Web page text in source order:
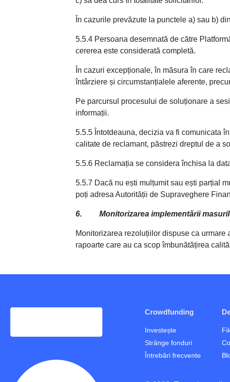
În cazurile prevăzute la punctele a) sau b)
5.5.4 Persoana desemnată de către
cererea este considerată completă.
În cazuri excepționale, în măsura în care
întârziere și circumstanțialele aferente,
Pe parcursul procesului de soluționare a
informații.
5.5.5 Întotdeauna, decizia va fi comunicata
calitate de reclamant, păstrezi dreptul de a
5.5.6 Reclamația se considera închisa la
5.5.7 Dacă nu ești mulțumit sau ești parțial
poți adresa Autorității de Supraveghere
6. Monitorizarea implementării
Monitorizarea rezoluțiilor dispuse ca
rapoarte care au ca scop îmbunătățirea
Crowdfunding
Investește
Strânge fonduri
Întrebări frecvente